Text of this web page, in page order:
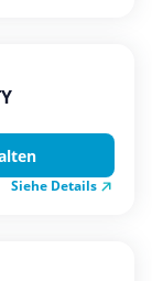
Siehe Details